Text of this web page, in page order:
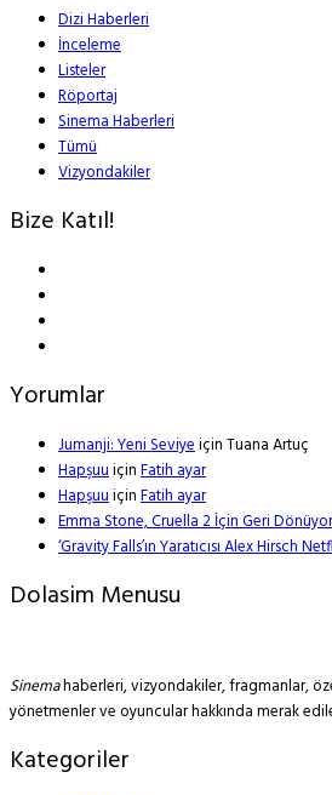
Dizi Haberleri
İnceleme
Listeler
Röportaj
Sinema Haberleri
Tümü
Vizyondakiler
Bize Katıl!
Yorumlar
Jumanji: Yeni SeviyeiçinTuana Artuç
HapşuuiçinFatih ayar
HapşuuiçinFatih ayar
Emma Stone, Cruella 2 İçin Geri
‘Gravity Falls’ın Yaratıcısı Alex Hirsch
Dolasim Menusu
Sinemahaberleri, vizyondakiler, fragmanlar,
yönetmenler ve oyuncular hakkında merak
Kategoriler